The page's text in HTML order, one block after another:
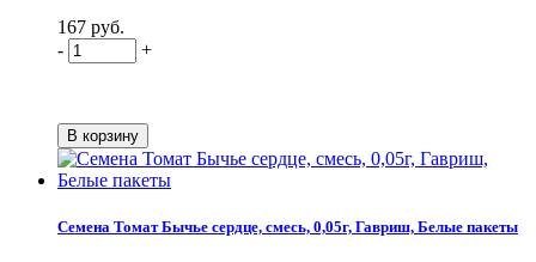
167 руб.
-
+
Семена Томат Бычье сердце, смесь, 0,05г, Гавриш, Белые пакеты